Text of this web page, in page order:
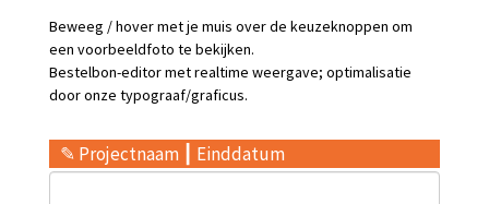
Beweeg / hover met je muis over de keuzeknoppen om
een voorbeeldfoto te bekijken.
Bestelbon-editor met realtime weergave; optimalisatie
door onze typograaf/graficus.
✎ Projectnaam ┃ Einddatum